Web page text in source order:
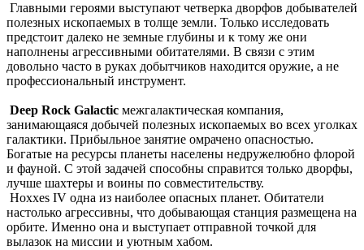
Boycenunse:Добавьте пожалуйста саундтрек из игры NFS
Most Wanted, которая 2005 года.
Mifman:Добро пожаловать на игровой сайт mifman.ru
Делитесь играми с друзьями и добавляйте сайт в избранное.
В этом чате Вы можете общаться. Пишите свои отзывы и
комментарии к играм.
Главными героями выступают четверка дворфов добывателей
полезных ископаемых в толще земли. Только исследовать
предстоит далеко не земные глубины и к тому же они
наполнены агрессивными обитателями. В связи с этим
довольно часто в руках добытчиков находится оружие, а не
профессиональный инструмент.
Deep Rock Galactic межгалактическая компания,
занимающаяся добычей полезных ископаемых во всех уголках
галактики. Прибыльное занятие омрачено опасностью.
Богатые на ресурсы планеты населены недружелюбно флорой
и фауной. С этой задачей способны справится только дворфы,
лучше шахтеры и воины по совместительству.
Hoxxes IV одна из наиболее опасных планет. Обитатели
настолько агрессивны, что добывающая станция размещена на
орбите. Именно она и выступает отправной точкой для
вылазок на миссии и уютным хабом.